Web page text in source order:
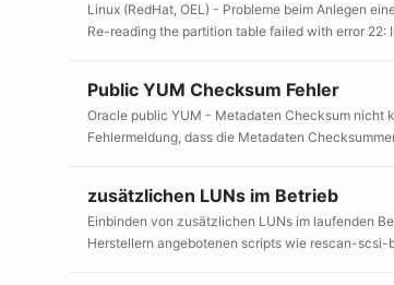
Linux (RedHat, OEL) - Probleme beim Anlegen
Re-reading the partition table failed with error 22:
Public YUM Checksum Fehler
Oracle public YUM - Metadaten Checksum nicht
Fehlermeldung, dass die Metadaten
zusätzlichen LUNs im Betrieb
Einbinden von zusätzlichen LUNs im laufenden
Herstellern angebotenen scripts wie rescan-scsi-